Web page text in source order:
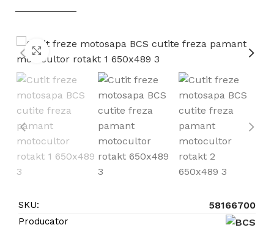
SKU: 58166700
Producator